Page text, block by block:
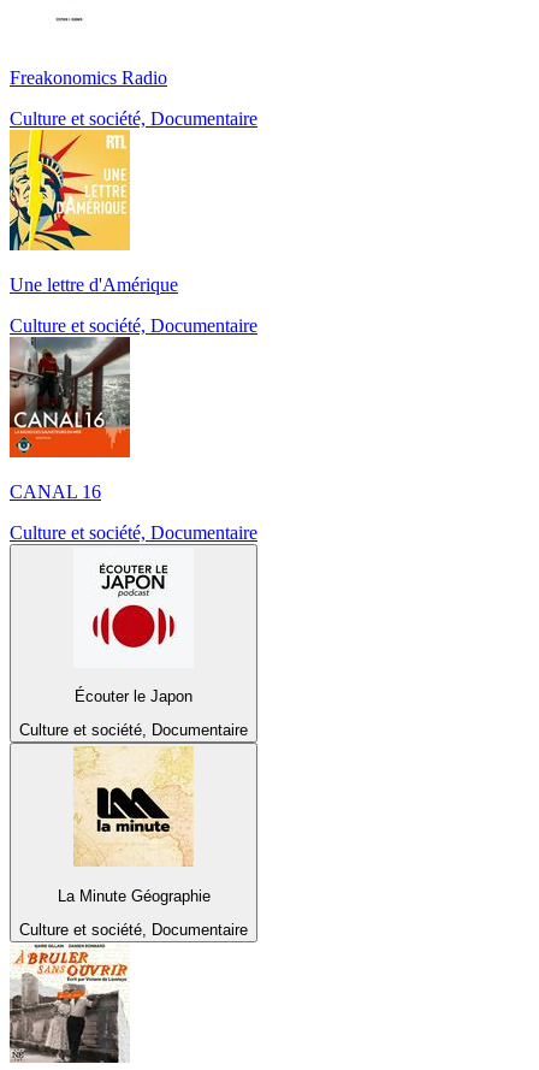
Freakonomics Radio
Culture et société, Documentaire
Une lettre d'Amérique
Culture et société, Documentaire
CANAL 16
Culture et société, Documentaire
Écouter le Japon
Culture et société, Documentaire
La Minute Géographie
Culture et société, Documentaire